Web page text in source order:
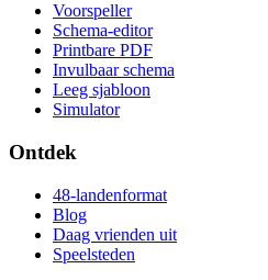
Voorspeller
Schema-editor
Printbare PDF
Invulbaar schema
Leeg sjabloon
Simulator
Ontdek
48-landenformat
Blog
Daag vrienden uit
Speelsteden